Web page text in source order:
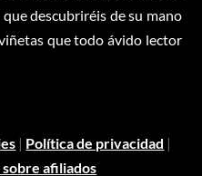
descubriréis de su mano
que todo ávido lector
| Política de privacidad |
afiliados